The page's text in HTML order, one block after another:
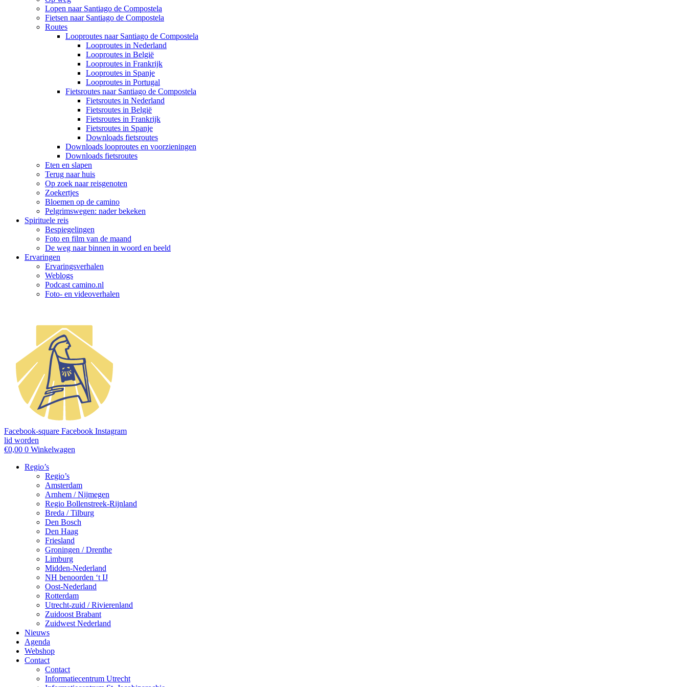
Lopen naar Santiago de Compostela
Fietsen naar Santiago de Compostela
Routes
Looproutes naar Santiago de Compostela
Looproutes in Nederland
Looproutes in België
Looproutes in Frankrijk
Looproutes in Spanje
Looproutes in Portugal
Fietsroutes naar Santiago de Compostela
Fietsroutes in Nederland
Fietsroutes in België
Fietsroutes in Frankrijk
Fietsroutes in Spanje
Downloads fietsroutes
Downloads looproutes en voorzieningen
Downloads fietsroutes
Eten en slapen
Terug naar huis
Op zoek naar reisgenoten
Zoekertjes
Bloemen op de camino
Pelgrimswegen: nader bekeken
Spirituele reis
Bespiegelingen
Foto en film van de maand
De weg naar binnen in woord en beeld
Ervaringen
Ervaringsverhalen
Weblogs
Podcast camino.nl
Foto- en videoverhalen
Facebook-square Facebook Instagram
lid worden
€0,00 0 Winkelwagen
Regio’s
Regio’s
Amsterdam
Arnhem / Nijmegen
Regio Bollenstreek-Rijnland
Breda / Tilburg
Den Bosch
Den Haag
Friesland
Groningen / Drenthe
Limburg
Midden-Nederland
NH benoorden ‘t IJ
Oost-Nederland
Rotterdam
Utrecht-zuid / Rivierenland
Zuidoost Brabant
Zuidwest Nederland
Nieuws
Agenda
Webshop
Contact
Contact
Informatiecentrum Utrecht